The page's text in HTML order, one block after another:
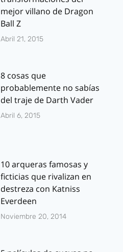
mejor villano de Dragon
Ball Z
Abril 21, 2015
8 cosas que
probablemente no sabías
del traje de Darth Vader
Abril 6, 2015
10 arqueras famosas y
ficticias que rivalizan en
destreza con Katniss
Everdeen
Noviembre 20, 2014